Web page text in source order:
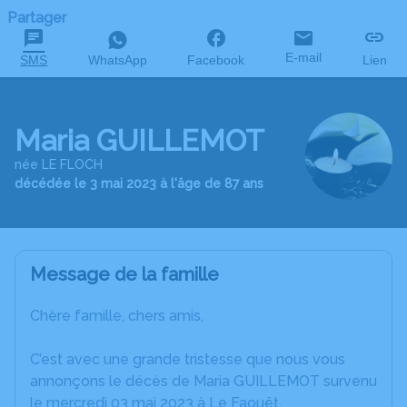
Partager
SMS WhatsApp Facebook E-mail Lien
Maria GUILLEMOT
née LE FLOCH
décédée le 3 mai 2023 à l'âge de 87 ans
Message de la famille
Chère famille, chers amis,
C’est avec une grande tristesse que nous vous
annonçons le décès de Maria GUILLEMOT survenu
le mercredi 03 mai 2023 à Le Faouët.